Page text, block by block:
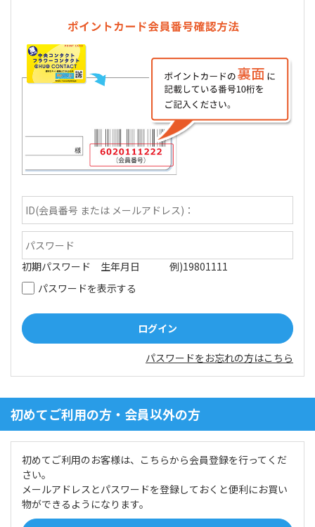
初期パスワード 生年月日 例)19801111
パスワードを表示する
パスワードをお忘れの方はこちら
初めてご利用の方・会員以外の方
初めてご利用のお客様は、こちらから会員登録を行ってくだ
さい。
メールアドレスとパスワードを登録しておくと便利にお買い
物ができるようになります。